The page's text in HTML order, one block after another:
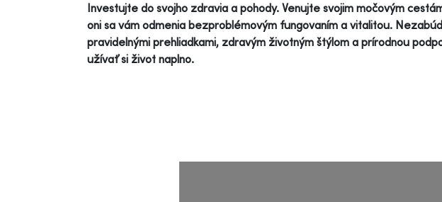
Investujte do svojho zdravia a pohody. Venujte svojim močovým
oni sa vám odmenia bezproblémovým fungovaním a vitalitou.
pravidelnými prehliadkami, zdravým životným štýlom a prírodnou
užívať si život naplno.